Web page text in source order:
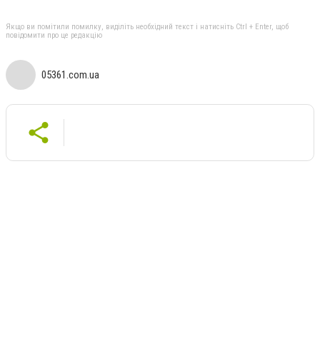
Якщо ви помітили помилку, виділіть необхідний текст і натисніть Ctrl + Enter, щоб
повідомити про це редакцію
05361.com.ua